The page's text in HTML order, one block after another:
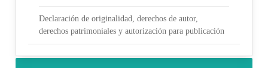
Declaración de originalidad, derechos de autor,
derechos patrimoniales y autorización para publicación